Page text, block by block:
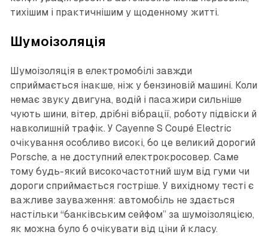
тихішим і практичнішим у щоденному житті.
Шумоізоляція
Шумоізоляція в електромобілі завжди
сприймається інакше, ніж у бензиновій машині. Коли
немає звуку двигуна, водій і пасажири сильніше
чують шини, вітер, дрібні вібрації, роботу підвіски й
навколишній трафік. У Cayenne S Coupé Electric
очікування особливо високі, бо це великий дорогий
Porsche, а не доступний електрокросовер. Саме
тому будь-який високочастотний шум від гуми чи
дороги сприймається гостріше. У вихідному тесті є
важливе зауваження: автомобіль не здається
настільки “банківським сейфом” за шумоізоляцією,
як можна було б очікувати від ціни й класу.